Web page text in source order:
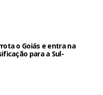
o Goiás e entra na
para a Sul-